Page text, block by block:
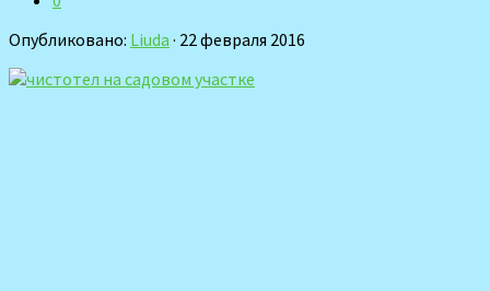
Опубликовано: Liuda · 22 февраля 2016